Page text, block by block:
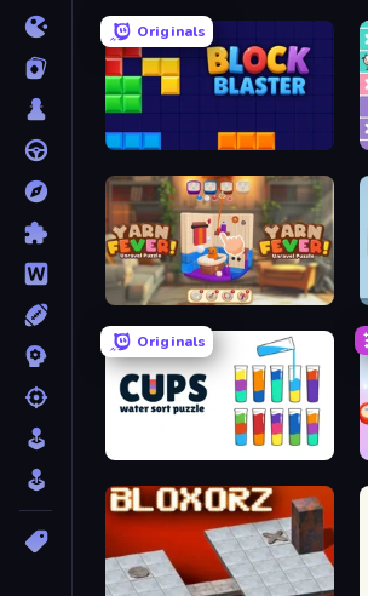
Originals
Block Blaster
Yarn Fever! Unravel Puzzle
Originals